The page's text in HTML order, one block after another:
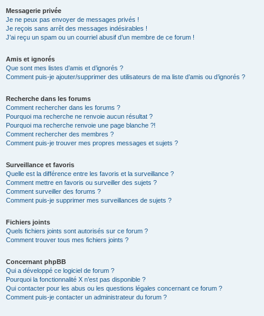
Messagerie privée
Je ne peux pas envoyer de messages privés !
Je reçois sans arrêt des messages indésirables !
J’ai reçu un spam ou un courriel abusif d’un membre de ce forum !
Amis et ignorés
Que sont mes listes d’amis et d’ignorés ?
Comment puis-je ajouter/supprimer des utilisateurs de ma liste d’amis ou d’ignorés ?
Recherche dans les forums
Comment rechercher dans les forums ?
Pourquoi ma recherche ne renvoie aucun résultat ?
Pourquoi ma recherche renvoie une page blanche ?!
Comment rechercher des membres ?
Comment puis-je trouver mes propres messages et sujets ?
Surveillance et favoris
Quelle est la différence entre les favoris et la surveillance ?
Comment mettre en favoris ou surveiller des sujets ?
Comment surveiller des forums ?
Comment puis-je supprimer mes surveillances de sujets ?
Fichiers joints
Quels fichiers joints sont autorisés sur ce forum ?
Comment trouver tous mes fichiers joints ?
Concernant phpBB
Qui a développé ce logiciel de forum ?
Pourquoi la fonctionnalité X n’est pas disponible ?
Qui contacter pour les abus ou les questions légales concernant ce forum ?
Comment puis-je contacter un administrateur du forum ?